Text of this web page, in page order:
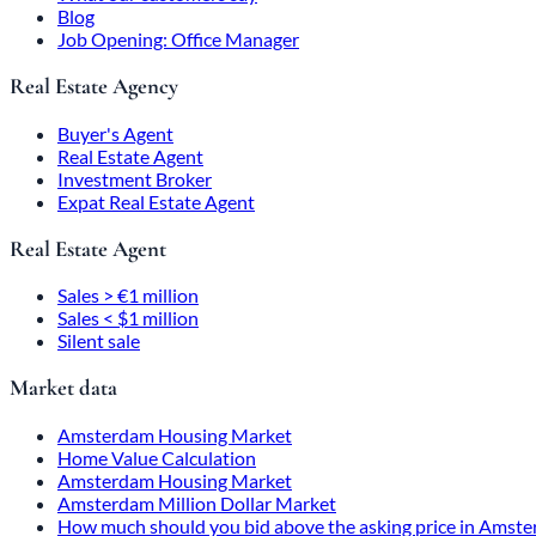
Blog
Job Opening: Office Manager
Real Estate Agency
Buyer's Agent
Real Estate Agent
Investment Broker
Expat Real Estate Agent
Real Estate Agent
Sales > €1 million
Sales < $1 million
Silent sale
Market data
Amsterdam Housing Market
Home Value Calculation
Amsterdam Housing Market
Amsterdam Million Dollar Market
How much should you bid above the asking price in